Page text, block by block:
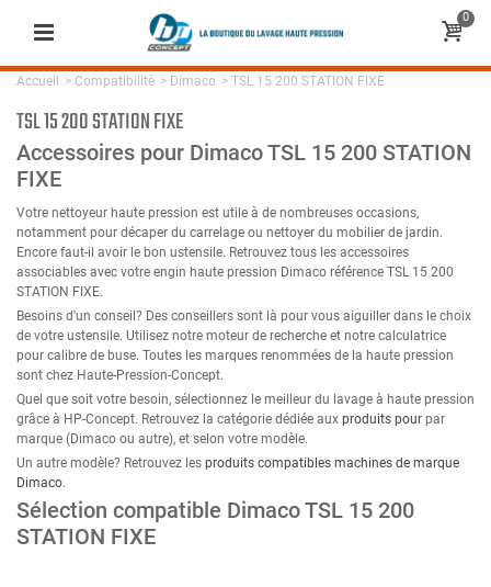
0
Accueil > Compatibilité > Dimaco > TSL 15 200 STATION FIXE
TSL 15 200 STATION FIXE
Accessoires pour Dimaco TSL 15 200 STATION
FIXE
Votre nettoyeur haute pression est utile à de nombreuses occasions,
notamment pour décaper du carrelage ou nettoyer du mobilier de jardin.
Encore faut-il avoir le bon ustensile. Retrouvez tous les accessoires
associables avec votre engin haute pression Dimaco référence TSL 15 200
STATION FIXE.
Besoins d'un conseil? Des conseillers sont là pour vous aiguiller dans le choix
de votre ustensile. Utilisez notre moteur de recherche et notre calculatrice
pour calibre de buse. Toutes les marques renommées de la haute pression
sont chez Haute-Pression-Concept.
Quel que soit votre besoin, sélectionnez le meilleur du lavage à haute pression
grâce à HP-Concept. Retrouvez la catégorie dédiée aux produits pour par
marque (Dimaco ou autre), et selon votre modèle.
Un autre modèle? Retrouvez les produits compatibles machines de marque
Dimaco.
Sélection compatible Dimaco TSL 15 200
STATION FIXE